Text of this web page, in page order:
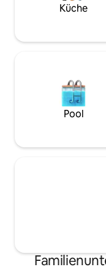
Küche
Pool